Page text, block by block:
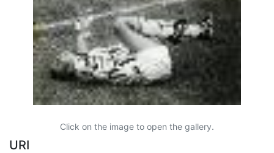
Click on the image to open the gallery.
URI